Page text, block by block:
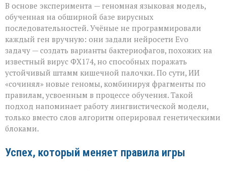
В основе эксперимента — геномная языковая модель,
обученная на обширной базе вирусных
последовательностей. Учёные не программировали
каждый ген вручную: они задали нейросети Evo
задачу — создать варианты бактериофагов, похожих на
известный вирус ФХ174, но способных поражать
устойчивый штамм кишечной палочки. По сути, ИИ
«сочинял» новые геномы, комбинируя фрагменты по
правилам, усвоенным в процессе обучения. Такой
подход напоминает работу лингвистической модели,
только вместо слов алгоритм оперировал генетическими
блоками.
Успех, который меняет правила игры